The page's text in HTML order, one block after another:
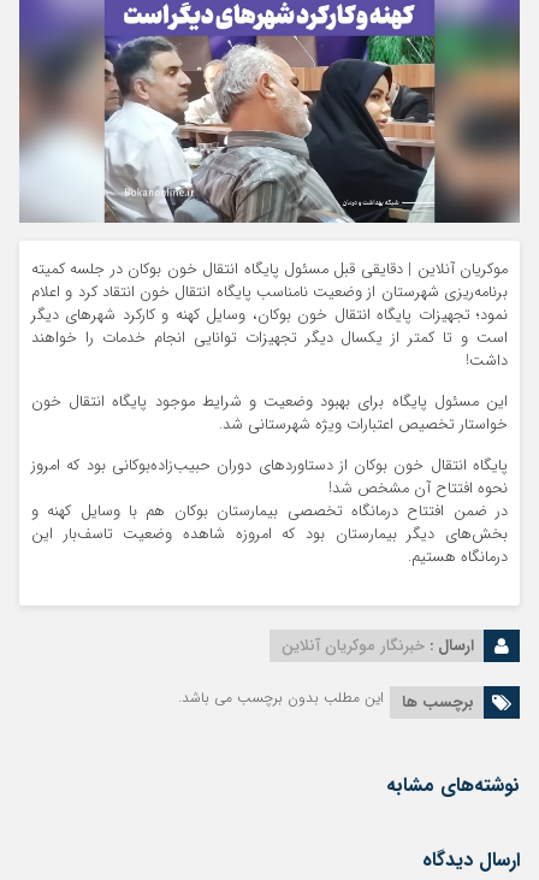
موکریان آنلاین | دقایقی قبل مسئول پایگاه انتقال خون بوکان در جلسه کمیته
برنامه‌ریزی شهرستان از وضعیت نامناسب پایگاه انتقال خون انتقاد کرد و اعلام
نمود؛ تجهیزات پایگاه انتقال خون بوکان، وسایل کهنه و کارکرد شهرهای دیگر
است و تا کمتر از یکسال دیگر تجهیزات توانایی انجام خدمات را خواهند
داشت!
این مسئول پایگاه برای بهبود وضعیت و شرایط موجود پایگاه انتقال خون
خواستار تخصیص اعتبارات ویژه شهرستانی شد.
پایگاه انتقال خون بوکان از دستاوردهای دوران حبیب‌زاده‌بوکانی بود که امروز
نحوه افتتاح آن مشخص شد!
در ضمن افتتاح درمانگاه تخصصی بیمارستان بوکان هم با وسایل کهنه و
بخش‌های دیگر بیمارستان بود که امروزه شاهده وضعیت تاسف‌بار این
درمانگاه هستیم.
ارسال : خبرنگار موکریان آنلاین
برچسب ها این مطلب بدون برچسب می باشد.
نوشته‌های مشابه
ارسال دیدگاه